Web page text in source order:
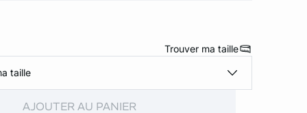
Trouver ma taille
taille
AJOUTER AU PANIER